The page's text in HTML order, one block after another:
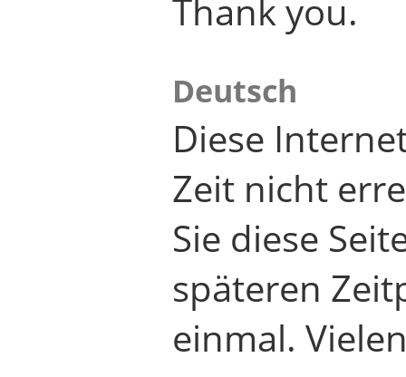
Thank you.
Deutsch
Diese
Zeit nicht
Sie diese
späteren
einmal.